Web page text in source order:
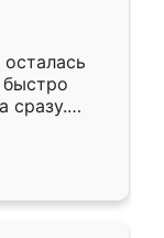
сразу.
к
Собрали
даже